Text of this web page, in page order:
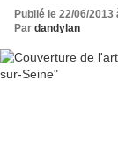
Publié le 22/06/2013
Par dandylan